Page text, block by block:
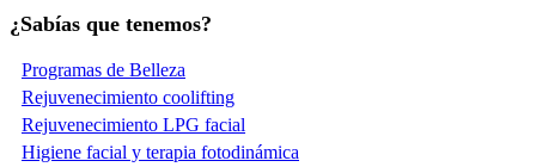
¿Sabías que tenemos?
Programas de Belleza
Rejuvenecimiento coolifting
Rejuvenecimiento LPG facial
Higiene facial y terapia fotodinámica